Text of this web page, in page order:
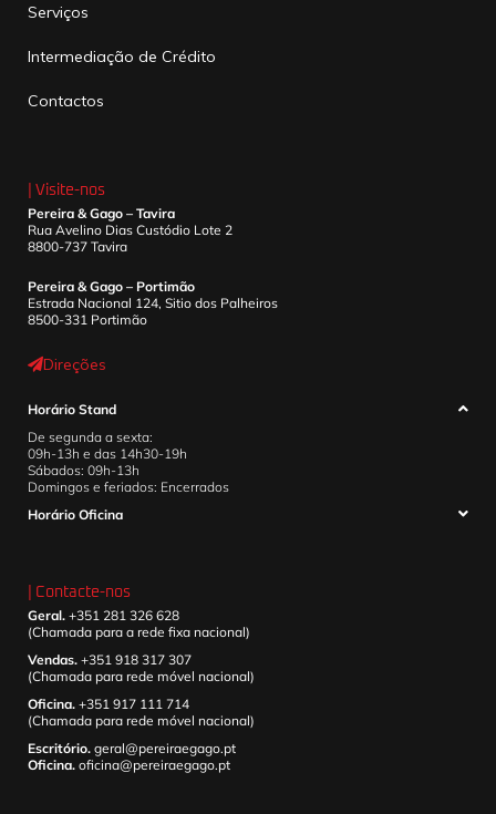
Serviços
Intermediação de Crédito
Contactos
| Visite-nos
Pereira & Gago – Tavira
Rua Avelino Dias Custódio Lote 2
8800-737 Tavira
Pereira & Gago – Portimão
Estrada Nacional 124, Sitio dos Palheiros
8500-331 Portimão
Direções
Horário Stand
De segunda a sexta:
09h-13h e das 14h30-19h
Sábados: 09h-13h
Domingos e feriados: Encerrados
Horário Oficina
| Contacte-nos
Geral. +351 281 326 628
(Chamada para a rede fixa nacional)
Vendas. +351 918 317 307
(Chamada para rede móvel nacional)
Oficina. +351 917 111 714
(Chamada para rede móvel nacional)
Escritório. geral@pereiraegago.pt
Oficina. oficina@pereiraegago.pt